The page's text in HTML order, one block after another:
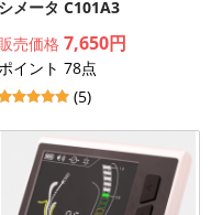
シメータ C101A3
売価格 7,650円
イント 78点
(5)